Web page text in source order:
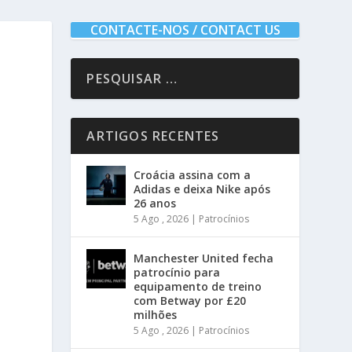
CONTACTE-NOS / CONTACT US
ARTIGOS RECENTES
Croácia assina com a
Adidas e deixa Nike após
26 anos
5 Ago , 2026 | Patrocínios
Manchester United fecha
patrocínio para
equipamento de treino
com Betway por £20
milhões
5 Ago , 2026 | Patrocínios